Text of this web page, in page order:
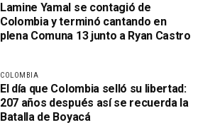
Lamine Yamal se contagió de
Colombia y terminó cantando en
plena Comuna 13 junto a Ryan Castro
COLOMBIA
El día que Colombia selló su libertad:
207 años después así se recuerda la
Batalla de Boyacá